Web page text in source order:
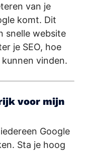
van je
komt. Dit
snelle website
je SEO, hoe
vinden.
voor mijn
Google
Sta je hoog